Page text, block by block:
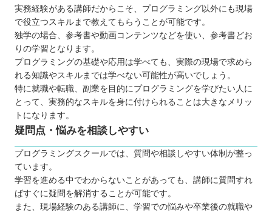
実務経験がある講師だからこそ、プログラミング以外にも現場
で役立つスキルまで教えてもらうことが可能です。
独学の場合、参考書や動画コンテンツなどを使い、参考書どお
りの学習となります。
プログラミングの基礎や応用は学べても、実際の現場で求めら
れる知識やスキルまでは学べない可能性が高いでしょう。
特に就職や転職、副業を目的にプログラミングを学びたい人に
とって、実務的なスキルを身に付けられることは大きなメリッ
トになります。
疑問点・悩みを相談しやすい
プログラミングスクールでは、質問や相談しやすい体制が整っ
ています。
学習を進める中でわからないことがあっても、講師に質問すれ
ばすぐに疑問を解消することが可能です。
また、現場経験のある講師に、学習での悩みや卒業後の就職や